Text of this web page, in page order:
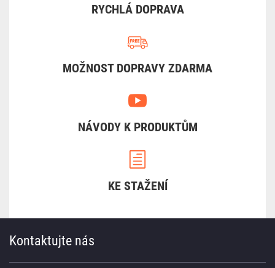
RYCHLÁ DOPRAVA
MOŽNOST DOPRAVY ZDARMA
NÁVODY K PRODUKTŮM
KE STAŽENÍ
Kontaktujte nás